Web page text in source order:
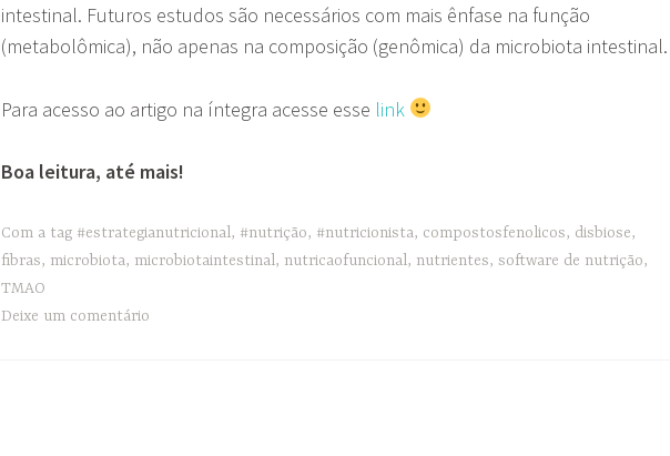
intestinal. Futuros estudos são necessários com mais ênfase na função
(metabolômica), não apenas na composição (genômica) da microbiota
Para acesso ao artigo na íntegra acesse esse link
Boa leitura, até mais!
Com a tag #estrategianutricional, #nutrição, #nutricionista, compostosfenolicos, disbiose,
fibras, microbiota, microbiotaintestinal, nutricaofuncional, nutrientes, software de nutrição,
TMAO
Deixe um comentário